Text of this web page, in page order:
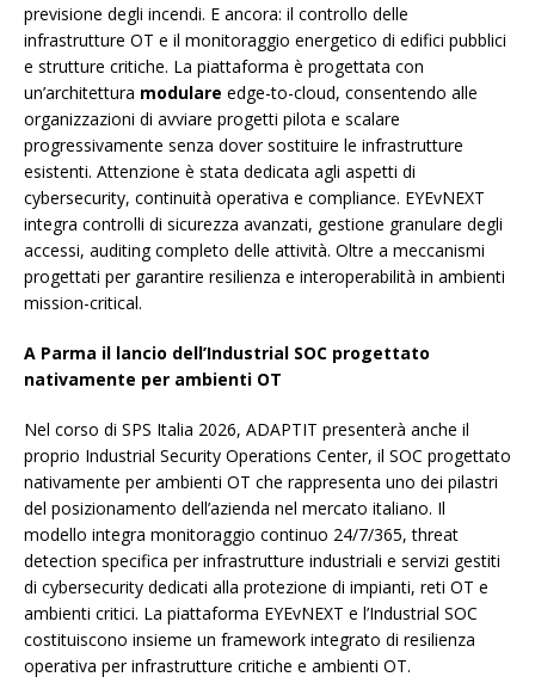
previsione degli incendi. E ancora: il controllo delle
infrastrutture OT e il monitoraggio energetico di edifici pubblici
e strutture critiche. La piattaforma è progettata con
un’architettura modulare edge-to-cloud, consentendo alle
organizzazioni di avviare progetti pilota e scalare
progressivamente senza dover sostituire le infrastrutture
esistenti. Attenzione è stata dedicata agli aspetti di
cybersecurity, continuità operativa e compliance. EYEvNEXT
integra controlli di sicurezza avanzati, gestione granulare degli
accessi, auditing completo delle attività. Oltre a meccanismi
progettati per garantire resilienza e interoperabilità in ambienti
mission-critical.
A Parma il lancio dell’Industrial SOC progettato
nativamente per ambienti OT
Nel corso di SPS Italia 2026, ADAPTIT presenterà anche il
proprio Industrial Security Operations Center, il SOC progettato
nativamente per ambienti OT che rappresenta uno dei pilastri
del posizionamento dell’azienda nel mercato italiano. Il
modello integra monitoraggio continuo 24/7/365, threat
detection specifica per infrastrutture industriali e servizi gestiti
di cybersecurity dedicati alla protezione di impianti, reti OT e
ambienti critici. La piattaforma EYEvNEXT e l’Industrial SOC
costituiscono insieme un framework integrato di resilienza
operativa per infrastrutture critiche e ambienti OT.